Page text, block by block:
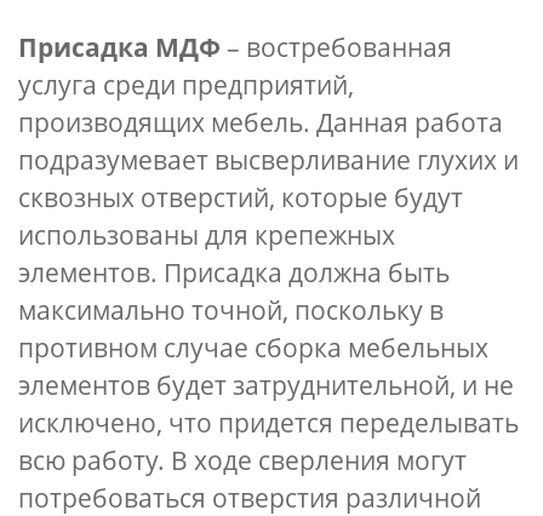
Присадка МДФ – востребованная
услуга среди предприятий,
производящих мебель. Данная работа
подразумевает высверливание глухих и
сквозных отверстий, которые будут
использованы для крепежных
элементов. Присадка должна быть
максимально точной, поскольку в
противном случае сборка мебельных
элементов будет затруднительной, и не
исключено, что придется переделывать
всю работу. В ходе сверления могут
потребоваться отверстия различной